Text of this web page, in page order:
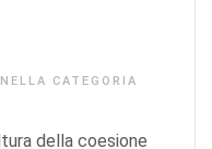
NELLA CATEGORIA
della coesione